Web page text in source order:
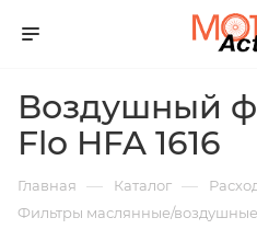
Воздушный
Flo HFA 1616
Главная — Каталог —
Фильтры маслянные/